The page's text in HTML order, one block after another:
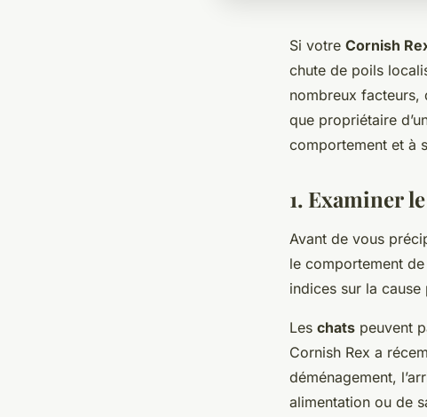
Si votre Cornish
chute de poils
nombreux facteurs,
que propriétaire
comportement et à
1. Examiner
Avant de vous
le comportement
indices sur la
Les chats peuvent
Cornish Rex a
déménagement,
alimentation ou de